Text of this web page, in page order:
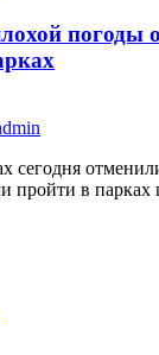
погоды
сегодня
пройти в парках